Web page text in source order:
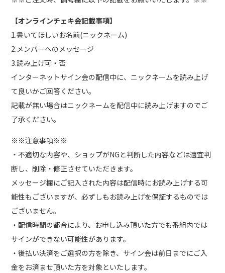
【オンラインチェキ会記載事項】
1.書いてほしいお名前(ニックネーム)
2.メンバーへのメッセージ
3.読み上げ可・否
インターネットサイン会の配信中に、ニックネームを読み上げ
て良いかご回答ください。
記載が無い場合はニックネームを配信中に読み上げますのでご
了承ください。
※※注意事項※※
・不適切な内容や、ショップがNGと判断した内容などは適宜判
断し、削除・修正させていただきます。
メッセージ欄にご記入された内容は配信時にお読み上げする可
能性もございますが、必ずしもお読み上げを保証するものでは
ございません。
・配信時間の都合により、お申し込み頂いた方でも番組内では
サインができない可能性があります。
・後払い決済をご選択の方を除き、サイン会は前日までにご入
金をお済ませ頂いた方を対象といたします。